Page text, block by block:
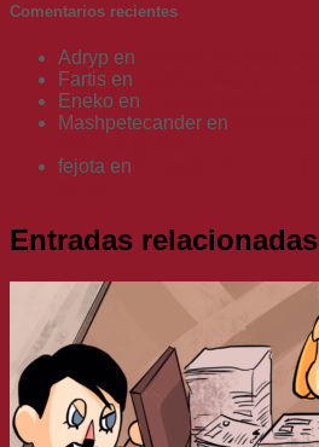
Comentarios recientes
Adryp en
Fartis en
Eneko en
Mashpetecander en
fejota en
Entradas relacionadas